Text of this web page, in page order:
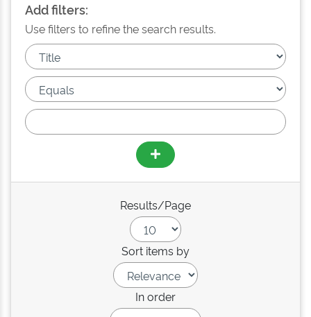
Add filters:
Use filters to refine the search results.
Results/Page
Sort items by
In order